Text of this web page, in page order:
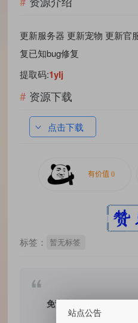
更新服务器 更新宠物 更新官
复已知bug修复
提取码:1yIj
资源下载
点击下载
标签： 暂无标签
免责声明：
站点公告